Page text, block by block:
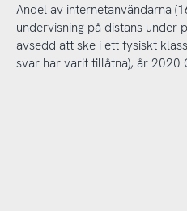
Andel av internetanvändarna
undervisning på distans under
avsedd att ske i ett fysiskt
svar har varit tillåtna), år 2020